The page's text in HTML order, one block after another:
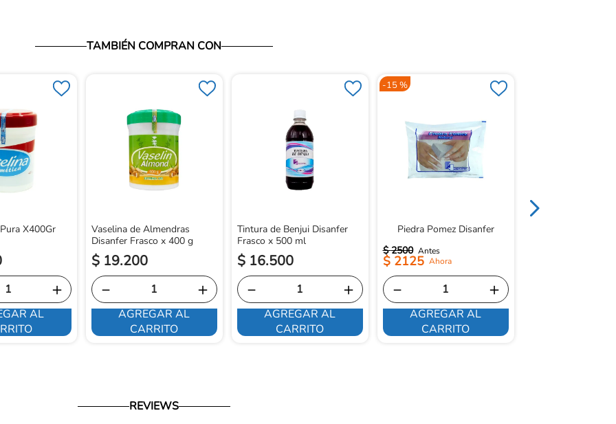
TAMBIÉN COMPRAN CON
X400Gr
＋
AL
Vaselina de Almendras
Disanfer Frasco x 400 g
$ 19.200
＋
－
AGREGAR AL
CARRITO
Tintura de Benjui Disanfer
Frasco x 500 ml
$ 16.500
＋
－
AGREGAR AL
CARRITO
-15 %
Piedra Pomez Disanfer
$ 2500
$ 2125
＋
－
AGREGAR AL
CARRITO
REVIEWS